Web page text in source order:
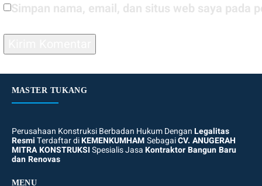
Simpan nama, email, dan situs web saya
MASTER TUKANG
Perusahaan Konstruksi Berbadan Hukum DenganLegalitas
ResmiTerdaftar diKEMENKUMHAMSebagaiCV. ANUGERAH
MITRA KONSTRUKSISpesialis JasaKontraktor Bangun Baru
dan Renovas
MENU